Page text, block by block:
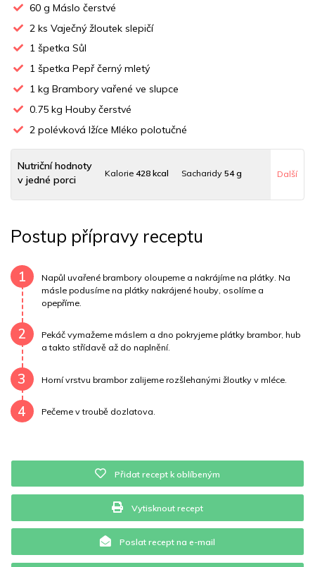
60 g Máslo čerstvé
2 ks Vaječný žloutek slepičí
1 špetka Sůl
1 špetka Pepř černý mletý
1 kg Brambory vařené ve slupce
0.75 kg Houby čerstvé
2 polévková lžíce Mléko polotučné
Nutriční hodnoty
v jedné porci
Kalorie 428 kcal Sacharidy 54 g
Uhlovodany 53 g Cholesterol203.4 mg
Draslík 1912.3 mg Vláknina 27789.8 mg
Vitamín A27789.8 mg
Vitamín B120 mg Vitamín C13 mg
Vitamín E
Další
Postup přípravy receptu
1
Napůl uvařené brambory oloupeme a nakrájíme na plátky. Na
másle podusíme na plátky nakrájené houby, osolíme a
opepříme.
2
Pekáč vymažeme máslem a dno pokryjeme plátky brambor, hub
a takto střídavě až do naplnění.
3 Horní vrstvu brambor zalijeme rozšlehanými žloutky v mléce.
4 Pečeme v troubě dozlatova.
Přidat recept k oblíbeným
Vytisknout recept
Poslat recept na e-mail